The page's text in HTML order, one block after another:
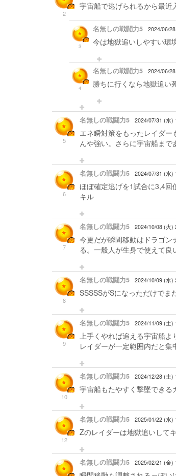
2
宇宙船で逃げられるから最近
3
名無しの戦闘力5 2024/06/
今は地獄追いしやすい環
4
名無しの戦闘力5 2024/06/
勝ちに行くなら地獄追い
5
名無しの戦闘力5 2024/07/31 (水)
エネ瞬対策をもったレイダ
んや強い。さらに宇宙船まで
6
名無しの戦闘力5 2024/07/31 (水)
ほぼ確定逃げを1試合に3,4
キル
7
名無しの戦闘力5 2024/10/08 (火)
今更だが瞬間移動はドラゴ
る。一般人が生身で使えて良
8
名無しの戦闘力5 2024/10/09 (水)
SSSSSがSになっただけでま
9
名無しの戦闘力5 2024/11/09 (土)
上手くやれば追える宇宙船よ
レイダーが一定範囲内だと
10
名無しの戦闘力5 2024/12/28 (土)
宇宙船もたやすく撃墜でき
12
名無しの戦闘力5 2025/01/22 (水)
Zのレイダーは地獄追いして
名無しの戦闘力5 2025/02/21 (金)